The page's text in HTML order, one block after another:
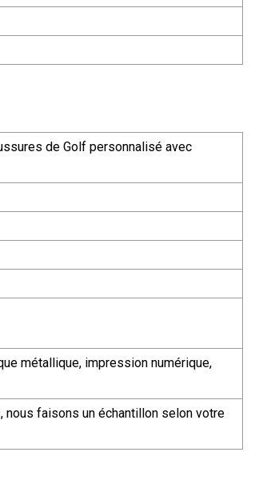
de Golf personnalisé avec
métallique, impression numérique,
nous faisons un échantillon selon votre